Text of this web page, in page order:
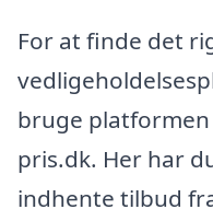
For at finde det
bruge
pris.dk. Her har
indhente tilbud